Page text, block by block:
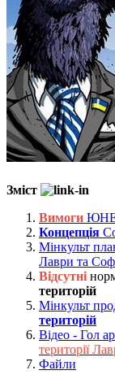
Зміст
Вимоги
Концепція
Мінкульт
Лаври та
Відсутні
територій
Мінкульт
територій
Відео - Гол
території
Файли